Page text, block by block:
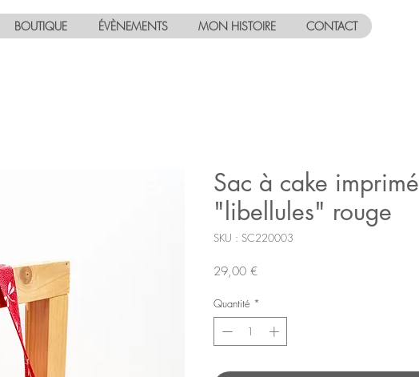
BOUTIQUE ÉVÈNEMENTS MON HISTOIRE CONTACT
Sac à cake imprimé
"libellules" rouge
SKU : SC220003
29,00 €Prix
Quantité *